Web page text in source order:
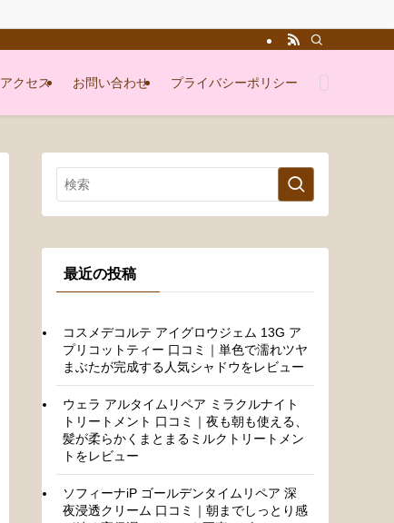
アクセス お問い合わせ プライバシーポリシー
最近の投稿
コスメデコルテ アイグロウジェム 13G ア
プリコットティー 口コミ｜単色で濡れツヤ
まぶたが完成する人気シャドウをレビュー
ウェラ アルタイムリペア ミラクルナイト
トリートメント 口コミ｜夜も朝も使える、
髪が柔らかくまとまるミルクトリートメン
トをレビュー
ソフィーナiP ゴールデンタイムリペア 深
夜浸透クリーム 口コミ｜朝までしっとり感